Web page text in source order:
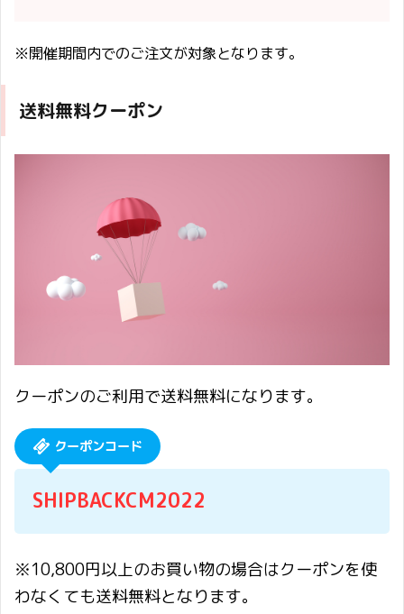
※開催期間内でのご注文が対象となります。
送料無料クーポン
クーポンのご利用で送料無料になります。
クーポンコード
SHIPBACKCM2022
※10,800円以上のお買い物の場合はクーポンを使
わなくても送料無料となります。